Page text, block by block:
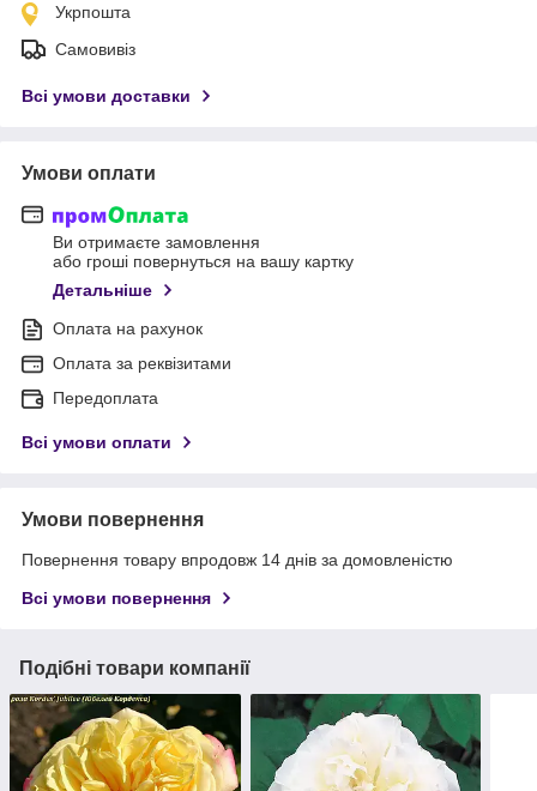
Укрпошта
Самовивіз
Всі умови доставки
Умови оплати
Ви отримаєте замовлення
або гроші повернуться на вашу картку
Детальніше
Оплата на рахунок
Оплата за реквізитами
Передоплата
Всі умови оплати
Умови повернення
Повернення товару впродовж 14 днів за домовленістю
Всі умови повернення
Подібні товари компанії